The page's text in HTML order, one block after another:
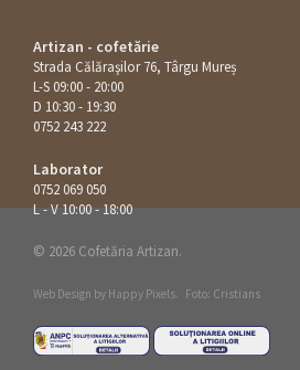
Artizan - cofetărie
Strada Călăraşilor 76, Târgu Mureș
L-S 09:00 - 20:00
D 10:30 - 19:30
0752 243 222
Laborator
0752 069 050
L - V 10:00 - 18:00
© 2026 Cofetăria Artizan.
Web Design by Happy Pixels. Foto: Cristians